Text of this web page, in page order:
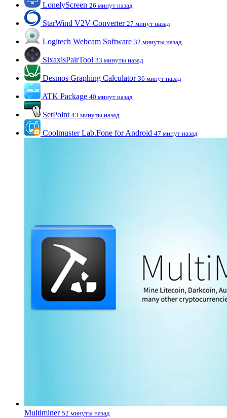
LonelyScreen 26 минут назад
StarWind V2V Converter 27 минут назад
Logitech Webcam Software 32 минуты назад
SixaxisPairTool 33 минуты назад
Desmos Graphing Calculator 36 минут назад
ATK Package 40 минут назад
SetPoint 43 минуты назад
Coolmuster Lab.Fone for Android 47 минут назад
Multiminer 52 минуты назад